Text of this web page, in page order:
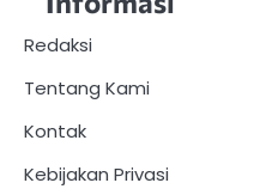
Redaksi
Tentang Kami
Kontak
Kebijakan Privasi